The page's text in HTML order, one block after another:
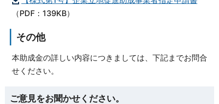
（PDF：139KB）
その他
本助成金の詳しい内容につきましては、下記までお問合
せください。
ご意見をお聞かせください。